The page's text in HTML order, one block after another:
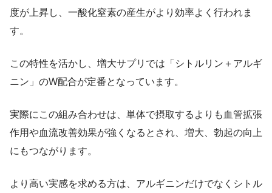
度が上昇し、一酸化窒素の産生がより効率よく行われま
す。
この特性を活かし、増大サプリでは「シトルリン＋アルギ
ニン」のW配合が定番となっています。
実際にこの組み合わせは、単体で摂取するよりも血管拡張
作用や血流改善効果が強くなるとされ、増大、勃起の向上
にもつながります。
より高い実感を求める方は、アルギニンだけでなくシトル